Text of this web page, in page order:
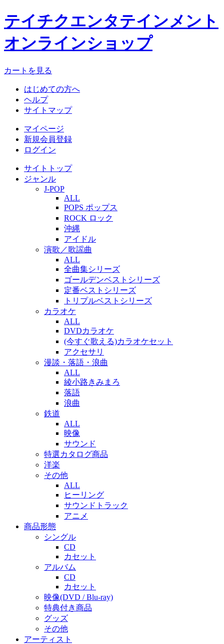
テイチクエンタテインメント
オンラインショップ
カートを見る
はじめての方へ
ヘルプ
サイトマップ
マイページ
新規会員登録
ログイン
サイトトップ
ジャンル
J-POP
ALL
POPS ポップス
ROCK ロック
沖縄
アイドル
演歌／歌謡曲
ALL
全曲集シリーズ
ゴールデンベストシリーズ
定番ベストシリーズ
トリプルベストシリーズ
カラオケ
ALL
DVDカラオケ
(今すぐ歌える)カラオケセット
アクセサリ
漫談・落語・浪曲
ALL
綾小路きみまろ
落語
浪曲
鉄道
ALL
映像
サウンド
特選カタログ商品
洋楽
その他
ALL
ヒーリング
サウンドトラック
アニメ
商品形態
シングル
CD
カセット
アルバム
CD
カセット
映像(DVD / Blu-ray)
特典付き商品
グッズ
その他
アーティスト